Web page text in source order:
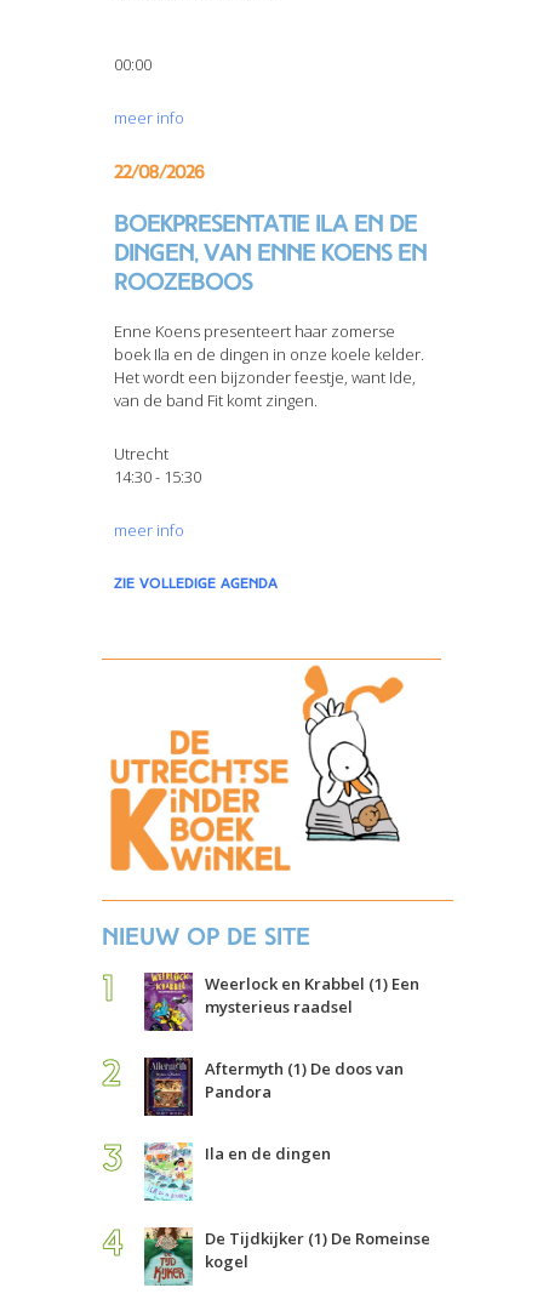
00:00
meer info
22/08/2026
Boekpresentatie Ila en de
dingen, van Enne Koens en
Roozeboos
Enne Koens presenteert haar zomerse
boek Ila en de dingen in onze koele kelder.
Het wordt een bijzonder feestje, want Ide,
van de band Fit komt zingen.
Utrecht
14:30 - 15:30
meer info
zie volledige agenda
Nieuw op de site
Weerlock en Krabbel (1) Een
mysterieus raadsel
Aftermyth (1) De doos van
Pandora
Ila en de dingen
De Tijdkijker (1) De Romeinse
kogel